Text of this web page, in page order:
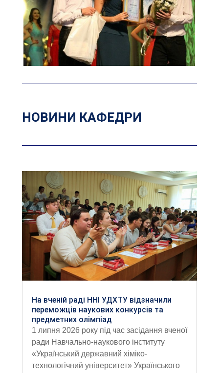
НОВИНИ КАФЕДРИ
На вченій раді ННІ УДХТУ відзначили
переможців наукових конкурсів та
предметних олімпіад
1 липня 2026 року під час засідання вченої
ради Навчально-наукового інституту
«Український державний хіміко-
технологічний університет» Українського